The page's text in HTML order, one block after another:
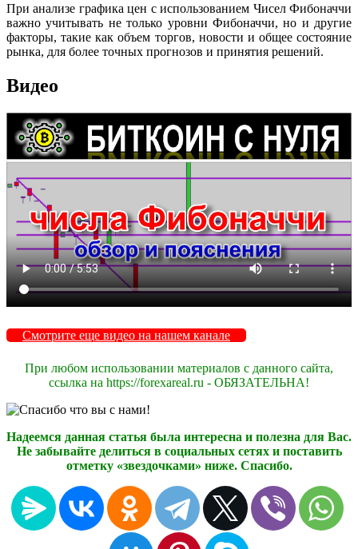
При анализе графика цен с использованием Чисел Фибоначчи
важно учитывать не только уровни Фибоначчи, но и другие
факторы, такие как объем торгов, новости и общее состояние
рынка, для более точных прогнозов и принятия решений.
Видео
Смотрите еще видео на нашем канале
При любом использовании материалов с данного сайта,
ссылка на https://forexareal.ru - ОБЯЗАТЕЛЬНА!
Надеемся данная статья была интересна и полезна для Вас.
Не забывайте делиться в социальных сетях и поставить
отметку «звездочками» ниже. Спасибо.